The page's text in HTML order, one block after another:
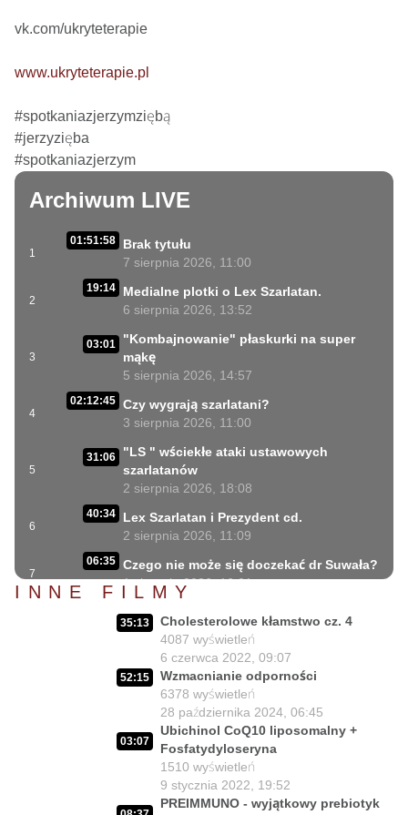
vk.com/ukryteterapie
www.ukryteterapie.pl
#spotkaniazjerzymziębą
#jerzyzięba
#spotkaniazjerzym
Archiwum LIVE
1
01:51:58
Brak tytułu
7 sierpnia 2026, 11:00
2
19:14
Medialne plotki o Lex Szarlatan.
6 sierpnia 2026, 13:52
3
03:01
"Kombajnowanie" płaskurki na super
mąkę
5 sierpnia 2026, 14:57
4
02:12:45 Czy wygrają szarlatani?
3 sierpnia 2026, 11:00
5
31:06
"LS " wściekłe ataki ustawowych
szarlatanów
2 sierpnia 2026, 18:08
6
40:34
Lex Szarlatan i Prezydent cd.
2 sierpnia 2026, 11:09
7
06:35 Czego nie może się doczekać dr Suwała?
1 sierpnia 2026, 16:01
Szczepionkowa bańka w końcu pękła!
1 sierpnia 2026, 10:02
NIESPODZIANKA u Prezydenta
Nawrockiego!!
30 lipca 2026, 15:45
02:12:04
Czy Prezydent uratuje chorych
Polaków?
29 lipca 2026, 11:00
Czy da się lepiej leczyć ?
27 lipca 2026, 11:01
INNE FILMY
35:13
Cholesterolowe kłamstwo cz. 4
4087 wyświetleń
6 czerwca 2022, 09:07
52:15
Wzmacnianie odporności
6378 wyświetleń
28 października 2024, 06:45
03:07
Ubichinol CoQ10 liposomalny +
Fosfatydyloseryna
1510 wyświetleń
9 stycznia 2022, 19:52
PREIMMUNO - wyjątkowy prebiotyk